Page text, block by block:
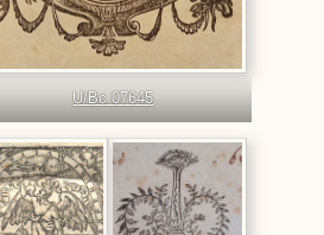
U/Bc 07645